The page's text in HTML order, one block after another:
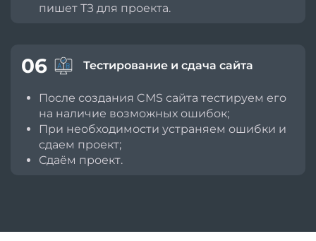
пишет ТЗ для проекта.
06 Тестирование и сдача сайта
После создания CMS сайта тестируем его
на наличие возможных ошибок;
При необходимости устраняем ошибки и
сдаем проект;
Сдаём проект.